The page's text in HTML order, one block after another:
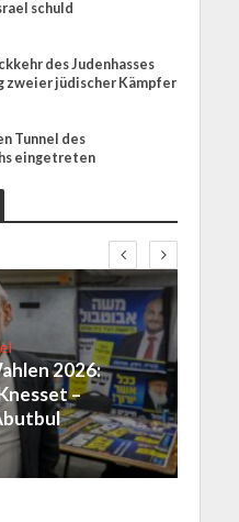
schuld
des Judenhasses
zweier jüdischer Kämpfer
Tunnel des
eingetreten
2026:
–